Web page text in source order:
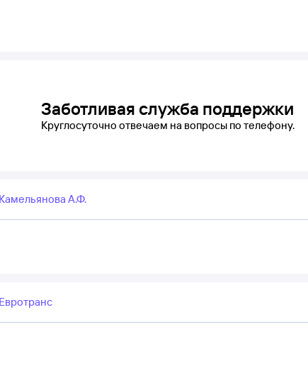
Заботливая служба поддержки
Круглосуточно отвечаем на вопросы по телефону.
Камельянова А.Ф.
Евротранс